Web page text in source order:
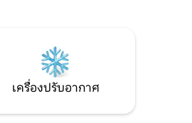
เครื่องปรับอากาศ